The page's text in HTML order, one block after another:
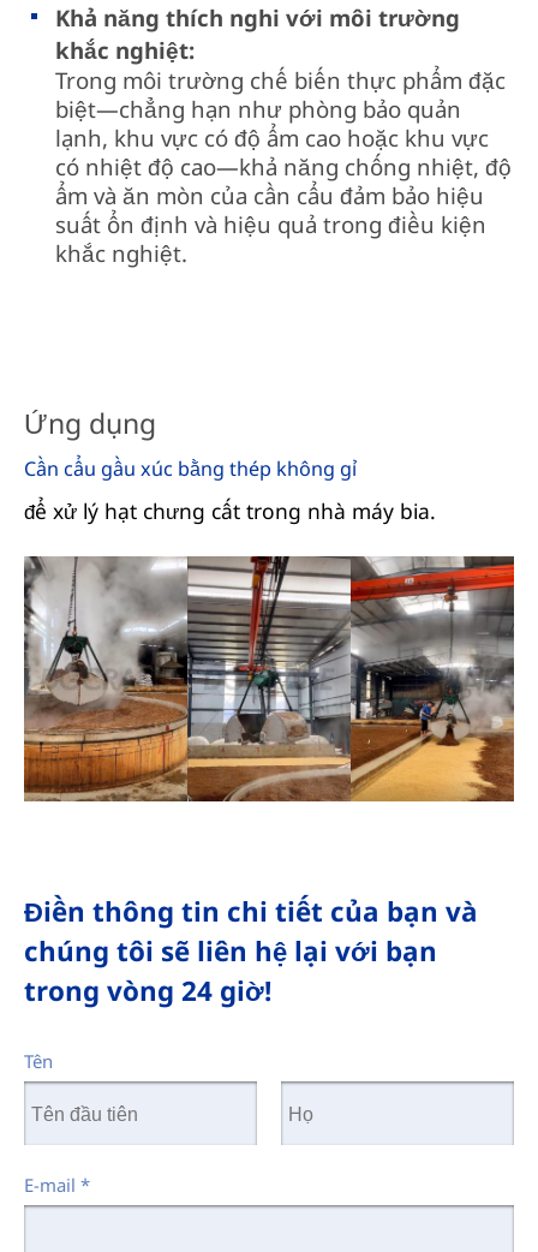
Khả năng thích nghi với môi trường
khắc nghiệt:
Trong môi trường chế biến thực phẩm đặc
biệt—chẳng hạn như phòng bảo quản
lạnh, khu vực có độ ẩm cao hoặc khu vực
có nhiệt độ cao—khả năng chống nhiệt, độ
ẩm và ăn mòn của cần cẩu đảm bảo hiệu
suất ổn định và hiệu quả trong điều kiện
khắc nghiệt.
Ứng dụng
Cần cẩu gầu xúc bằng thép không gỉ
để xử lý hạt chưng cất trong nhà máy bia.
Điền thông tin chi tiết của bạn và
chúng tôi sẽ liên hệ lại với bạn
trong vòng 24 giờ!
Tên
E-mail *